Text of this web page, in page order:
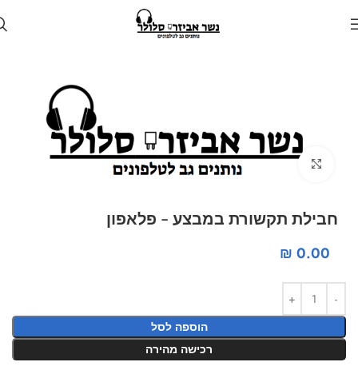
Click to enlarge
חבילת תקשורת במבצע – פלאפון
₪ 0.00
הוספה לסל
רכישה מהירה